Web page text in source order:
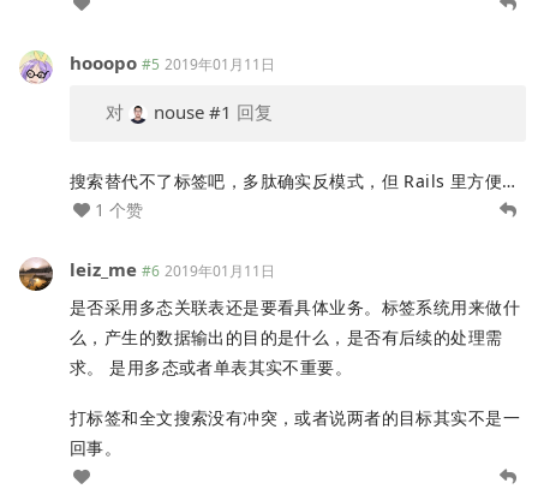
hooopo #5 2019年01月11日
对 nouse #1 回复
搜索替代不了标签吧，多肽确实反模式，但 Rails 里方便…
1 个赞
leiz_me #6 2019年01月11日
是否采用多态关联表还是要看具体业务。标签系统用来做什
么，产生的数据输出的目的是什么，是否有后续的处理需
求。 是用多态或者单表其实不重要。
打标签和全文搜索没有冲突，或者说两者的目标其实不是一
回事。